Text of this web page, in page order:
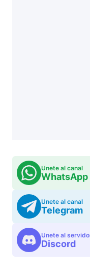
Unete al canal
WhatsApp
Unete al canal
Telegram
Unete al
Discord